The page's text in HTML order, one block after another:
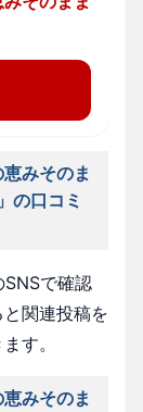
みそのま
の口コミ
で確認
関連投稿を
す。
みそのま